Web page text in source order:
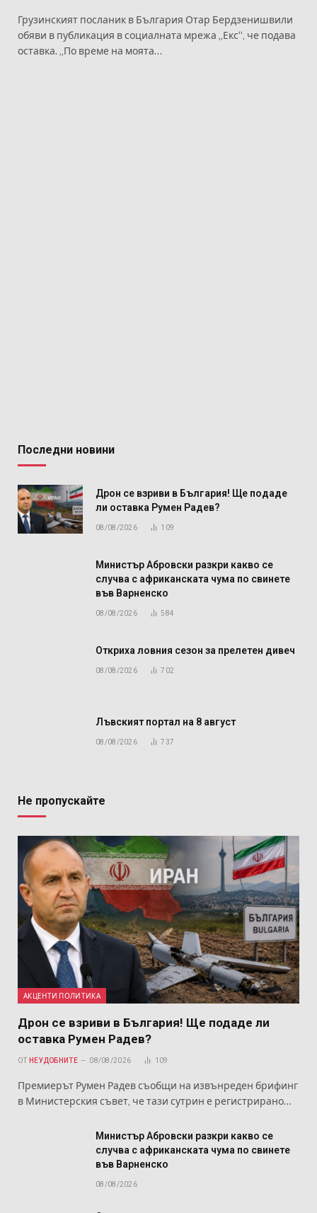
Грузинският посланик в България Отар Бердзенишвили
обяви в публикация в социалната мрежа „Екс“, че подава
оставка. „По време на моята…
Последни новини
Дрон се взриви в България! Ще подаде
ли оставка Румен Радев?
08/08/2026 109
Министър Абровски разкри какво се
случва с африканската чума по свинете
във Варненско
08/08/2026 584
Откриха ловния сезон за прелетен дивеч
08/08/2026 702
Лъвският портал на 8 август
08/08/2026 737
Не пропускайте
АКЦЕНТИ ПОЛИТИКА
Дрон се взриви в България! Ще подаде ли
оставка Румен Радев?
ОТ НЕУДОБНИТЕ 08/08/2026 109
Премиерът Румен Радев съобщи на извънреден брифинг
в Министерския съвет, че тази сутрин е регистрирано…
Министър Абровски разкри какво се
случва с африканската чума по свинете
във Варненско
08/08/2026